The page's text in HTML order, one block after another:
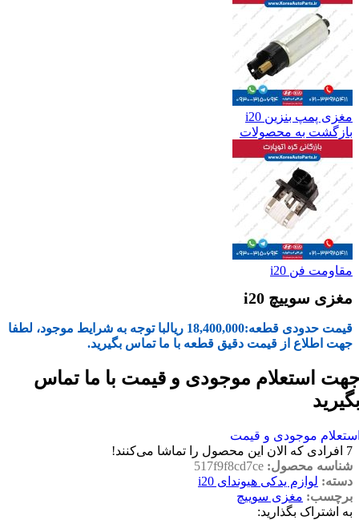
مغزی پمپ بنزین i20
بازگشت به محصولات
مقاومت فن i20
مغزی سوییچ i20
قیمت حدودی قطعه:18,400,000 ریالبا توجه به شرایط موجود، لطفا
جهت اطلاع از قیمت دقیق قطعه با ما تماس بگیرید.
استعلام موجودی و قیمت با ما تماس
موجودی و قیمت
7 افرادی که الان این محصول را تماشا می‌کنند!
شناسه محصول: 517f9f8cd7ce
دسته: لوازم یدکی هیوندای i20
برچسب: مغزی سوییچ
به اشتراک بگذارید: